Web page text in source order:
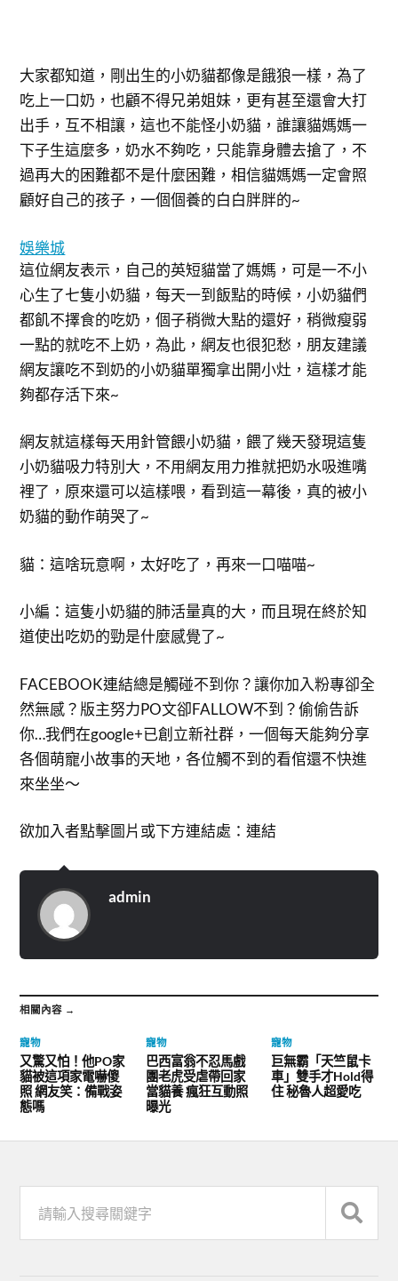
大家都知道，剛出生的小奶貓都像是餓狼一樣，為了
吃上一口奶，也顧不得兄弟姐妹，更有甚至還會大打
出手，互不相讓，這也不能怪小奶貓，誰讓貓媽媽一
下子生這麼多，奶水不夠吃，只能靠身體去搶了，不
過再大的困難都不是什麼困難，相信貓媽媽一定會照
顧好自己的孩子，一個個養的白白胖胖的~
娛樂城
這位網友表示，自己的英短貓當了媽媽，可是一不小
心生了七隻小奶貓，每天一到飯點的時候，小奶貓們
都飢不擇食的吃奶，個子稍微大點的還好，稍微瘦弱
一點的就吃不上奶，為此，網友也很犯愁，朋友建議
網友讓吃不到奶的小奶貓單獨拿出開小灶，這樣才能
夠都存活下來~
網友就這樣每天用針管餵小奶貓，餵了幾天發現這隻
小奶貓吸力特別大，不用網友用力推就把奶水吸進嘴
裡了，原來還可以這樣喂，看到這一幕後，真的被小
奶貓的動作萌哭了~
貓：這啥玩意啊，太好吃了，再來一口喵喵~
小編：這隻小奶貓的肺活量真的大，而且現在終於知
道使出吃奶的勁是什麼感覺了~
FACEBOOK連結總是觸碰不到你？讓你加入粉專卻全
然無感？版主努力PO文卻FALLOW不到？偷偷告訴
你…我們在google+已創立新社群，一個每天能夠分享
各個萌寵小故事的天地，各位觸不到的看倌還不快進
來坐坐～
欲加入者點擊圖片或下方連結處：連結
admin
相關內容 →
寵物
又驚又怕！他PO家
貓被這項家電嚇傻
照 網友笑：備戰姿
態嗎
寵物
巴西富翁不忍馬戲
團老虎受虐帶回家
當貓養 瘋狂互動照
曝光
寵物
巨無霸「天竺鼠卡
車」雙手才Hold得
住 秘魯人超愛吃